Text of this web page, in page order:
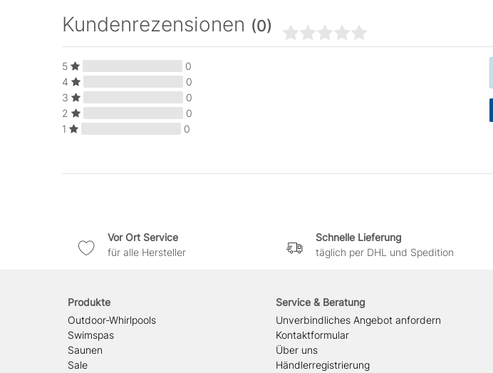
Kundenrezensionen (0)
5
0
4
0
3
0
2
0
1
0
Vor Ort Service
für alle Hersteller
Schnelle Lieferung
täglich per DHL und Spedition
Produkte
Outdoor-Whirlpools
Swimspas
Saunen
Sale
Service & Beratung
Unverbindliches Angebot anfordern
Kontaktformular
Über uns
Händlerregistrierung